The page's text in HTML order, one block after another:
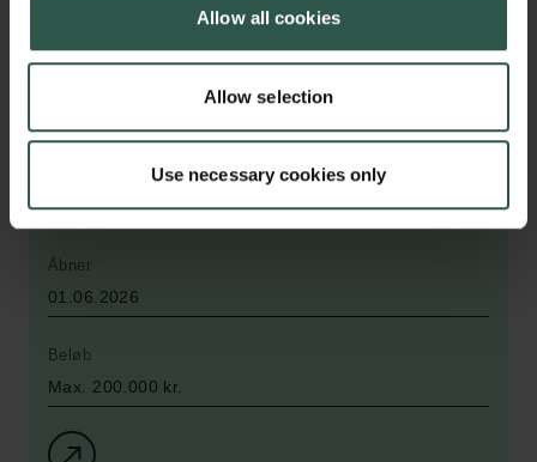
Allow all cookies
Allow selection
Use necessary cookies only
Deadline 01.09.2026 - 16:00
CARLSBERG
ikke-videnskabelige målgrupper.
Halvårligt
Åbner
01.06.2026
Beløb
Max. 200.000 kr.